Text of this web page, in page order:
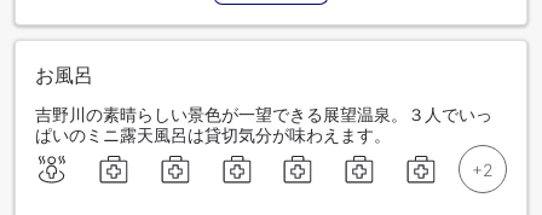
お風呂
吉野川の素晴らしい景色が一望できる展望温泉。３人でいっ
ぱいのミニ露天風呂は貸切気分が味わえます。